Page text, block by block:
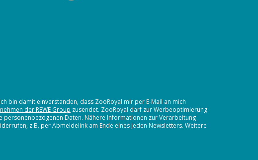
bin damit einverstanden, dass ZooRoyal mir per E-Mail an mich
der REWE Group zusendet. ZooRoyal darf zur Werbeoptimierung
personenbezogenen Daten. Nähere Informationen zur Verarbeitung
z.B. per Abmeldelink am Ende eines jeden Newsletters. Weitere